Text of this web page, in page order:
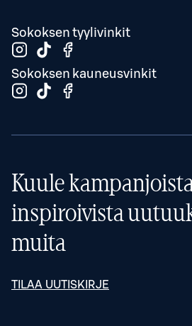
Sokoksen tyylivinkit
Sokoksen kauneusvinkit
Kuule
inspiroivista
muita
TILAA UUTISKIRJE